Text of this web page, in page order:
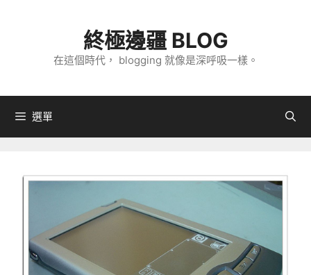
內
終極邊疆 BLOG
在這個時代， blogging 就像是深呼吸一樣。
選單